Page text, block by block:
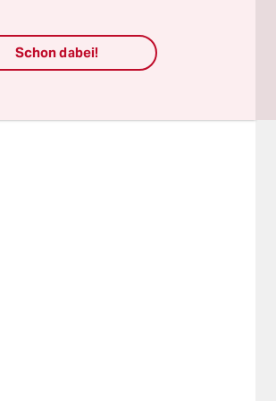
Schon dabei!